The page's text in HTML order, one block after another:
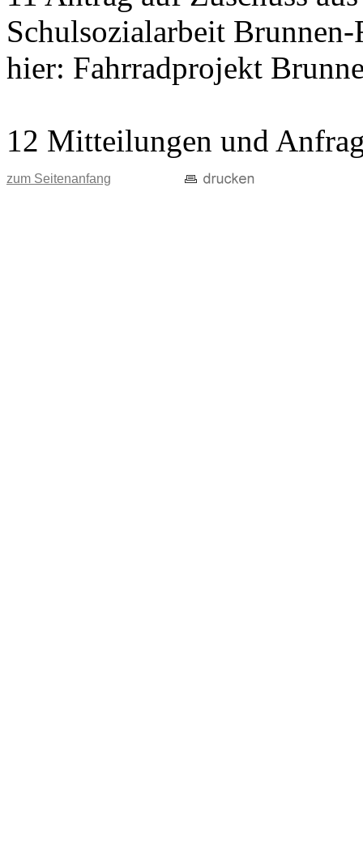
Schulsozialarbeit Brunnen-
hier: Fahrradprojekt
12 Mitteilungen und
zum Seitenanfang